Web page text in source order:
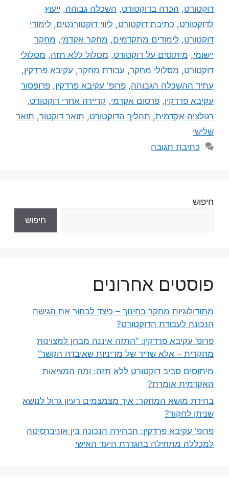
דוקטורט, הכרה בדוקטורט, השכלה גבוהה, ייעוץ
לדוקטורט, כתיבת דוקטורט, ליווי דוקטורנטים, לימודי
דוקטורט, לימודים מתקדמים, מחקר אקדמי, מחקר
יישומי, מיתוסים על דוקטורט, מסלול ללא תזה, מסלולי
דוקטורט, מסלולי מחקר, עבודת מחקר, עקיבא פרדקין,
עתיד ההשכלה הגבוהה, פרופ' עקיבא פרדקין, פרופסור
עקיבא פרדקין, פרסום אקדמי, קריירה אחרי דוקטורט,
רגולציה אקדמית, תהליך הדוקטורט, תואר דוקטור, תואר
שלישי
כתיבת תגובה
חיפוש
חיפוש
פוסטים אחרונים
מתודולוגיות מחקר בחינוך – כיצד לבחור את הגישה
הנכונה לעבודת הדוקטורט?
פרופ’ עקיבא פרדקין: “התזה איננה מבחן למצוינות
מחקרית – אלא שריד של מדיניות שאיבדה הקשר”
מיתוסים סביב דוקטורט ללא תזה: ומה המציאות
האקדמית אומרת?
בחירת מושא המחקר: איך מצמצמים רעיון גדול לנושא
שניתן לחקור?
פרופ' עקיבא פרדקין: הבחירה הנכונה בין אוניברסיטה
למכללה מתחילה בהגדרת היעד האישי